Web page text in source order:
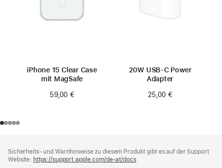
iPhone 15 Clear Case
mit MagSafe
59,00 €
20W USB‑C Power
Adapter
25,00 €
Sicherheits- und Warnhinweise zu diesem Produkt gibt es auf der Support
Website: https://support.apple.com/de-at/docs(öffnet